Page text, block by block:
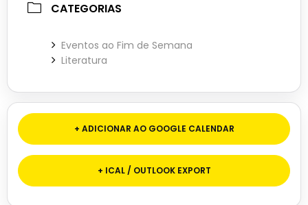
CATEGORIAS
Eventos ao Fim de Semana
Literatura
+ ADICIONAR AO GOOGLE CALENDAR
+ ICAL / OUTLOOK EXPORT